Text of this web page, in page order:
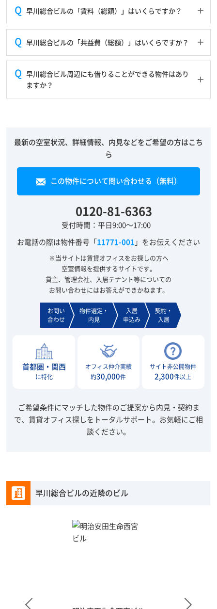
早川総合ビルの「賃料（総額）」はいくらですか？
早川総合ビルの「共益費（総額）」はいくらですか？
早川総合ビル周辺にも借りることができる物件はあり
ますか？
最新の空室状況、詳細情報、内見などをご希望の方はこち
ら
この物件について問い合わせる（無料）
0120-81-6363
受付時間：平日9:00～17:00
お電話の際は物件番号「11771-001 」をお伝えください
※当サイトは賃貸オフィスをお探しの方へ
空室情報を提供するサイトです。
貸主、管理会社、入居テナント等についての
お問い合わせにはお答えができかねます。
お問い
合わせ
物件選定・
内見
入居
申込み
契約・
入居
首都圏・関西
に特化
オフィス仲介実績
約30,000件
サイト非公開物件
2,300件以上
ご希望条件にマッチした物件のご提案から内見・契約ま
で、賃貸オフィス探しをトータルサポート。 お気軽にご相
談ください。
早川総合ビルの近隣のビル